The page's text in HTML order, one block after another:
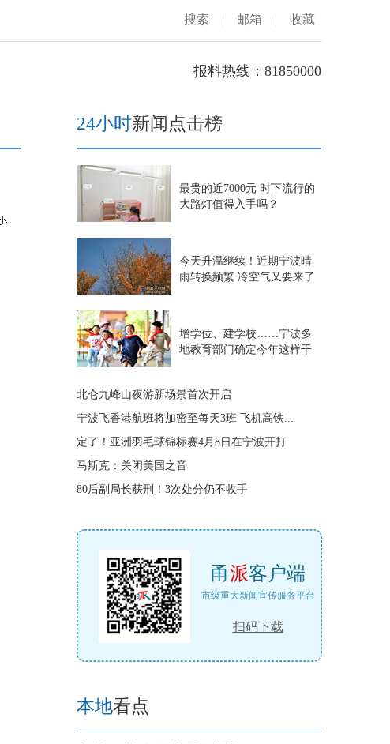
搜索 | 邮箱 | 收藏
报料热线：81850000
24小时新闻点击榜
最贵的近7000元 时下流行的
大路灯值得入手吗？
今天升温继续！近期宁波晴
雨转换频繁 冷空气又要来了
增学位、建学校……宁波多
地教育部门确定今年这样干
北仑九峰山夜游新场景首次开启
宁波飞香港航班将加密至每天3班 飞机高铁...
定了！亚洲羽毛球锦标赛4月8日在宁波开打
马斯克：关闭美国之音
80后副局长获刑！3次处分仍不收手
甬派客户端
市级重大新闻宣传服务平台
扫码下载
本地看点